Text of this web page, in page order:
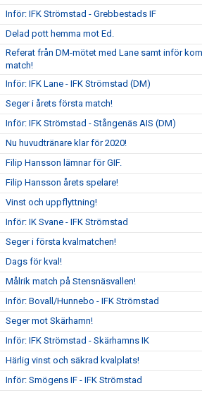
Inför: IFK Strömstad - Grebbestads IF
Delad pott hemma mot Ed.
Referat från DM-mötet med Lane samt inför
match!
Inför: IFK Lane - IFK Strömstad (DM)
Seger i årets första match!
Inför: IFK Strömstad - Stångenäs AIS (DM)
Nu huvudtränare klar för 2020!
Filip Hansson lämnar för GIF.
Filip Hansson årets spelare!
Vinst och uppflyttning!
Inför: IK Svane - IFK Strömstad
Seger i första kvalmatchen!
Dags för kval!
Målrik match på Stensnäsvallen!
Inför: Bovall/Hunnebo - IFK Strömstad
Seger mot Skärhamn!
Inför: IFK Strömstad - Skärhamns IK
Härlig vinst och säkrad kvalplats!
Inför: Smögens IF - IFK Strömstad